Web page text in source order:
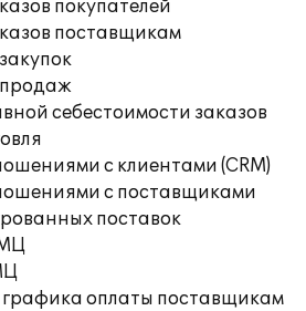
покупателей
поставщикам
себестоимости заказов
с клиентами (CRM)
с поставщиками
поставок
оплаты поставщикам